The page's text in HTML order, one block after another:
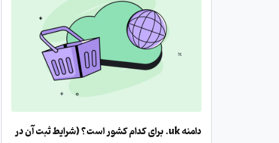
دامنه uk. برای کدام کشور است؟ (شرایط ثبت آن در